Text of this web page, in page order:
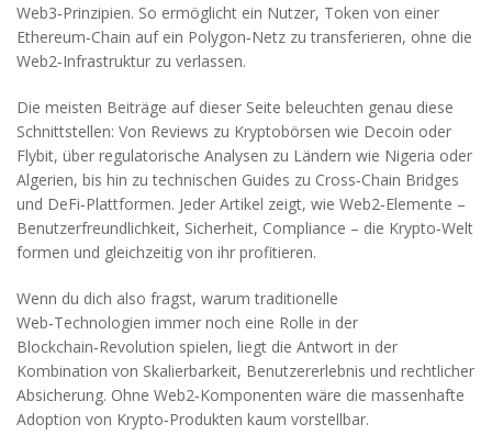
Web3‑Prinzipien. So ermöglicht ein Nutzer, Token von einer
Ethereum‑Chain auf ein Polygon‑Netz zu transferieren, ohne die
Web2‑Infrastruktur zu verlassen.
Die meisten Beiträge auf dieser Seite beleuchten genau diese
Schnittstellen: Von Reviews zu Kryptobörsen wie Decoin oder
Flybit, über regulatorische Analysen zu Ländern wie Nigeria oder
Algerien, bis hin zu technischen Guides zu Cross‑Chain Bridges
und DeFi‑Plattformen. Jeder Artikel zeigt, wie Web2‑Elemente –
Benutzerfreundlichkeit, Sicherheit, Compliance – die Krypto‑Welt
formen und gleichzeitig von ihr profitieren.
Wenn du dich also fragst, warum traditionelle
Web‑Technologien immer noch eine Rolle in der
Blockchain‑Revolution spielen, liegt die Antwort in der
Kombination von Skalierbarkeit, Benutzererlebnis und rechtlicher
Absicherung. Ohne Web2‑Komponenten wäre die massenhafte
Adoption von Krypto‑Produkten kaum vorstellbar.